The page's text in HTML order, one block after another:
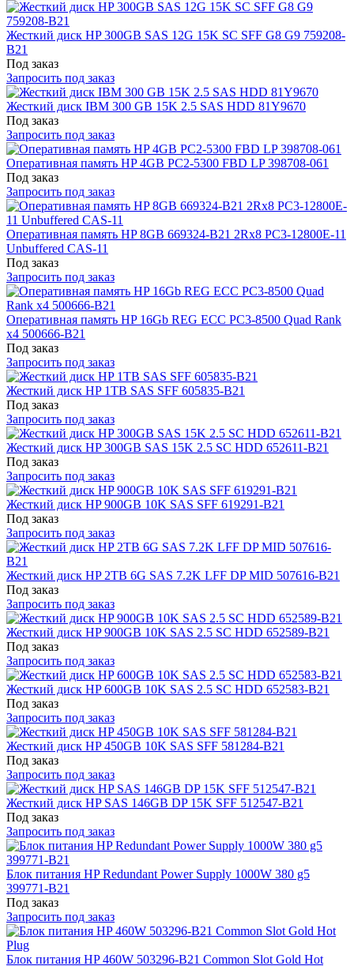
Жесткий диск HP 300GB SAS 12G 15K SC SFF G8 G9 759208-
B21
Под заказ
Запросить под заказ
Жесткий диск IBM 300 GB 15K 2.5 SAS HDD 81Y9670
Под заказ
Запросить под заказ
Оперативная память HP 4GB PC2-5300 FBD LP 398708-061
Под заказ
Запросить под заказ
Оперативная память HP 8GB 669324-B21 2Rx8 PC3-12800E-11
Unbuffered CAS-11
Под заказ
Запросить под заказ
Оперативная память HP 16Gb REG ECC PC3-8500 Quad Rank
x4 500666-B21
Под заказ
Запросить под заказ
Жесткий диск HP 1TB SAS SFF 605835-B21
Под заказ
Запросить под заказ
Жесткий диск HP 300GB SAS 15K 2.5 SC HDD 652611-B21
Под заказ
Запросить под заказ
Жесткий диск HP 900GB 10K SAS SFF 619291-B21
Под заказ
Запросить под заказ
Жесткий диск HP 2TB 6G SAS 7.2K LFF DP MID 507616-B21
Под заказ
Запросить под заказ
Жесткий диск HP 900GB 10K SAS 2.5 SC HDD 652589-B21
Под заказ
Запросить под заказ
Жесткий диск HP 600GB 10K SAS 2.5 SC HDD 652583-B21
Под заказ
Запросить под заказ
Жесткий диск HP 450GB 10K SAS SFF 581284-B21
Под заказ
Запросить под заказ
Жесткий диск HP SAS 146GB DP 15K SFF 512547-B21
Под заказ
Запросить под заказ
Блок питания HP Redundant Power Supply 1000W 380 g5
399771-B21
Под заказ
Запросить под заказ
Блок питания HP 460W 503296-B21 Common Slot Gold Hot